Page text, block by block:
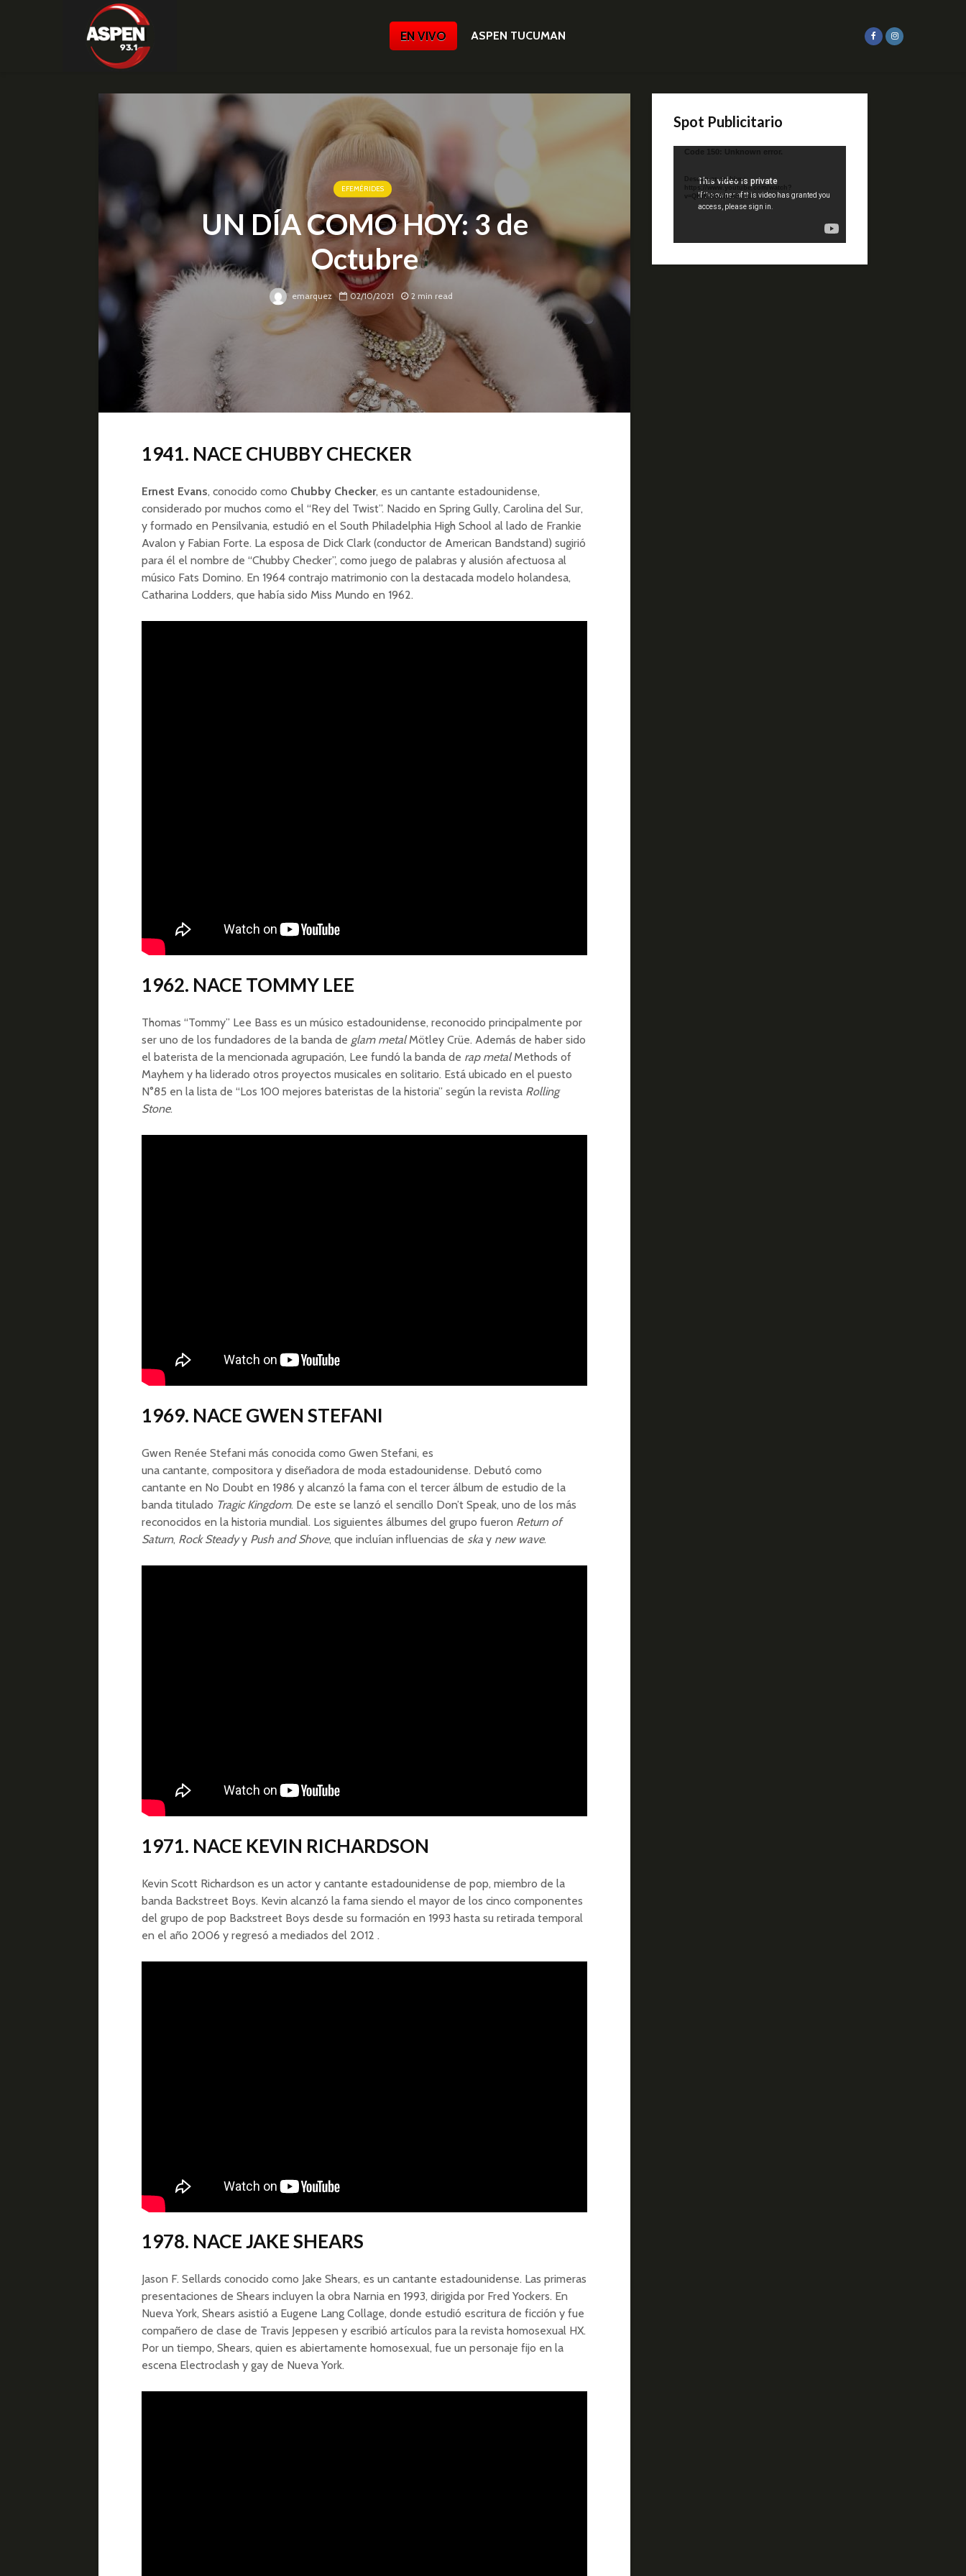
EN VIVO ASPEN TUCUMAN
EFEMÉRIDES
UN DÍA COMO HOY: 3 de
Octubre
emarquez 02/10/2021 2 min read
1941. NACE CHUBBY CHECKER
Ernest Evans, conocido como Chubby Checker, es un cantante estadounidense,
considerado por muchos como el “Rey del Twist”. Nacido en Spring Gully, Carolina del Sur,
y formado en Pensilvania, estudió en el South Philadelphia High School al lado de Frankie
Avalon y Fabian Forte. La esposa de Dick Clark (conductor de American Bandstand) sugirió
para él el nombre de “Chubby Checker”, como juego de palabras y alusión afectuosa al
músico Fats Domino. En 1964 contrajo matrimonio con la destacada modelo holandesa,
Catharina Lodders, que había sido Miss Mundo en 1962.
1962. NACE TOMMY LEE
Thomas “Tommy” Lee Bass es un músico estadounidense, reconocido principalmente por
ser uno de los fundadores de la banda de glam metalMötley Crüe. Además de haber sido
el baterista de la mencionada agrupación, Lee fundó la banda de rap metalMethods of
Mayhem y ha liderado otros proyectos musicales en solitario. Está ubicado en el puesto
N°85 en la lista de “Los 100 mejores bateristas de la historia” según la revista Rolling
Stone.
1969. NACE GWEN STEFANI
Gwen Renée Stefani más conocida como Gwen Stefani, es
una cantante, compositora y diseñadora de moda estadounidense. Debutó como
cantante en No Doubt en 1986 y alcanzó la fama con el tercer álbum de estudio de la
banda titulado Tragic Kingdom. De este se lanzó el sencillo Don’t Speak, uno de los más
reconocidos en la historia mundial. Los siguientes álbumes del grupo fueron Return of
Saturn, Rock Steadyy Push and Shove, que incluían influencias de ska y new wave.
1971. NACE KEVIN RICHARDSON
Kevin Scott Richardson es un actor y cantante estadounidense de pop, miembro de la
banda Backstreet Boys. Kevin alcanzó la fama siendo el mayor de los cinco componentes
del grupo de pop Backstreet Boys desde su formación en 1993 hasta su retirada temporal
en el año 2006 y regresó a mediados del 2012 .
1978. NACE JAKE SHEARS
Jason F. Sellards conocido como Jake Shears, es un cantante estadounidense. Las primeras
presentaciones de Shears incluyen la obra Narnia en 1993, dirigida por Fred Yockers. En
Nueva York, Shears asistió a Eugene Lang Collage, donde estudió escritura de ficción y fue
compañero de clase de Travis Jeppesen y escribió artículos para la revista homosexual HX.
Por un tiempo, Shears, quien es abiertamente homosexual, fue un personaje fijo en la
escena Electroclash y gay de Nueva York.
Spot Publicitario
Reproductor
Code 150: Unknown error.
Descargar archivo:
https://www.youtube.com/watch?
v=QKif6Ko80uA&_=1